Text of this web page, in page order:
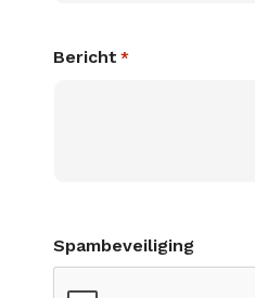
Bericht *
Spambeveiliging